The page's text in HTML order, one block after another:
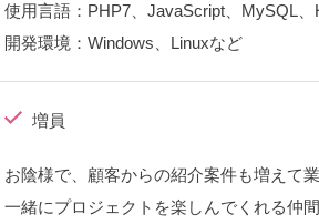
使用言語：PHP7、JavaScript、MySQL
開発環境：Windows、Linuxなど
増員
お陰様で、顧客からの紹介案件も増えて
一緒にプロジェクトを楽しんでくれる仲